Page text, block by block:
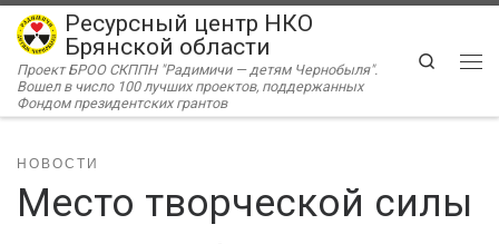
Перейти к содержимому
Ресурсный центр НКО
Брянской области
Проект БРОО СКППН "Радимичи — детям Чернобыля".
Вошел в число 100 лучших проектов, поддержанных
Фондом президентских грантов
Search
НОВОСТИ
Место творческой силы